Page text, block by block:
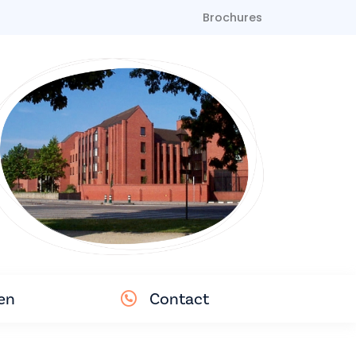
Brochures
Contact